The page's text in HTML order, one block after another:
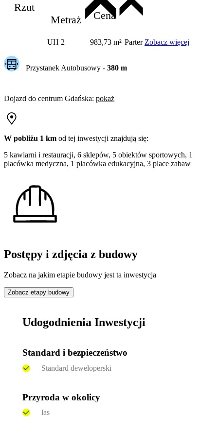
Rzut
Metraż
Cena
UH 2 983,73 m² Parter Zobacz więcej
Przystanek Autobusowy - 380m
Dojazd do centrum Gdańska: pokaż
W pobliżu 1 km od tej inwestycji znajdują się:
5 kawiarni i restauracji, 6 sklepów, 5 obiektów sportowych, 1
placówka medyczna, 1 placówka edukacyjna, 3 place zabaw
Postępy i zdjęcia z budowy
Zobacz na jakim etapie budowy jest ta inwestycja
Zobacz etapy budowy
Udogodnienia Inwestycji
Standard i bezpieczeństwo
Standard deweloperski
Przyroda w okolicy
las